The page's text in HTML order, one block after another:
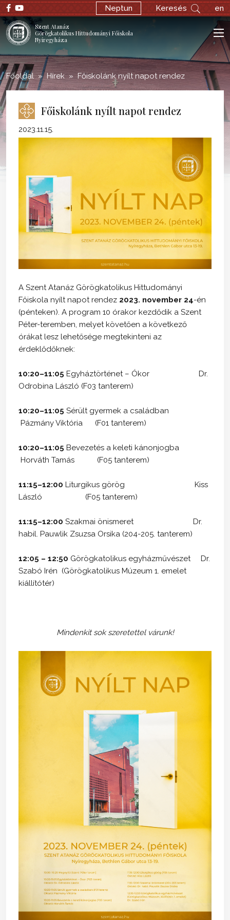
; Neptun Keresés en
Szent Atanáz
Görögkatolikus Hittudományi Főiskola
Nyíregyháza
Főoldal Hírek Főiskolánk nyílt napot rendez
Főiskolánk nyílt napot rendez
2023.11.15.
A Szent Atanáz Görögkatolikus Hittudományi
Főiskola nyílt napot rendez 2023. november 24-én
(pénteken). A program 10 órakor kezdődik a Szent
Péter-teremben, melyet követően a következő
órákat lesz lehetősége megtekinteni az
érdeklődőknek:
10:20–11:05 Egyháztörténet – Ókor Dr.
Odrobina László (F03 tanterem)
10:20–11:05 Sérült gyermek a családban
Pázmány Viktória (F01 tanterem)
10:20–11:05 Bevezetés a keleti kánonjogba
Horváth Tamás (F05 tanterem)
11:15–12:00 Liturgikus görög Kiss
László (F05 tanterem)
11:15–12:00 Szakmai önismeret Dr.
habil. Pauwlik Zsuzsa Orsika (204-205. tanterem)
12:05 – 12:50 Görögkatolikus egyházművészet Dr.
Szabó Irén (Görögkatolikus Múzeum 1. emelet
kiállítótér)
Mindenkit sok szeretettel várunk!